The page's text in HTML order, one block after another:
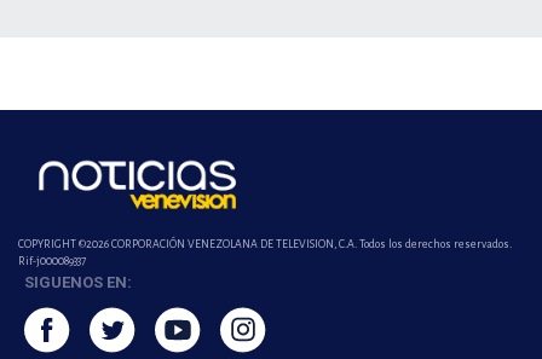
COPYRIGHT ©2026 CORPORACIÓN VENEZOLANA DE TELEVISION, C.A. Todos los derechos reservados.
Rif-j000089337
SIGUENOS EN: